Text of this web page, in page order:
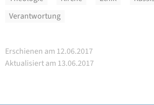
Verantwortung
Erschienen am 12.06.2017
Aktualisiert am 13.06.2017